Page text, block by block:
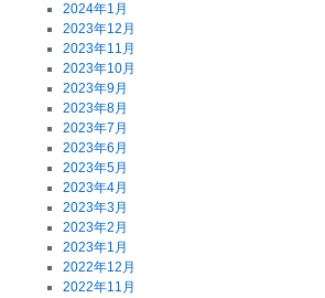
2024年1月
2023年12月
2023年11月
2023年10月
2023年9月
2023年8月
2023年7月
2023年6月
2023年5月
2023年4月
2023年3月
2023年2月
2023年1月
2022年12月
2022年11月